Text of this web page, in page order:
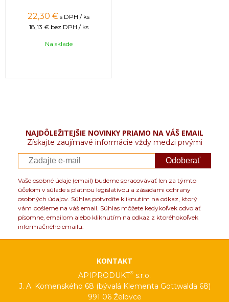
22,30 € s DPH / ks
18,13 € bez DPH / ks
Na sklade
NAJDÔLEŽITEJŠIE NOVINKY PRIAMO NA VÁŠ EMAIL
Získajte zaujímavé informácie vždy medzi prvými
Odoberať
Vaše osobné údaje (email) budeme spracovávať len za týmto
účelom v súlade s platnou legislatívou a zásadami ochrany
osobných údajov. Súhlas potvrdíte kliknutím na odkaz, ktorý
vám pošleme na váš email. Súhlas môžete kedykoľvek odvolať
písomne, emailom alebo kliknutím na odkaz z ktoréhokoľvek
informačného emailu.
KONTAKT
APIPRODUKT® s.r.o.
J. A. Komenského 68 (bývalá Klementa Gottwalda 68)
991 06 Želovce